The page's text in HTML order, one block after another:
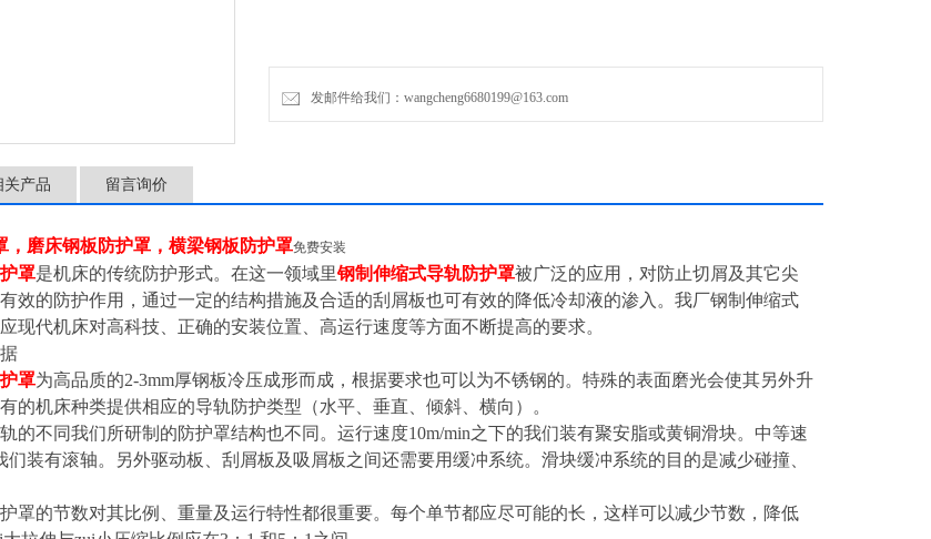
发邮件给我们：wangcheng6680199@163.com
关产品 留言询价
，磨床钢板防护罩，横梁钢板防护罩免费安装
罩是机床的传统防护形式。在这一领域里钢制伸缩式导轨防护罩被广泛的应用，对防止切屑及其它尖
效的防护作用，通过一定的结构措施及合适的刮屑板也可有效的降低冷却液的渗入。我厂钢制伸缩式
现代机床对高科技、正确的安装位置、高运行速度等方面不断提高的要求。
罩为高品质的2-3mm厚钢板冷压成形而成，根据要求也可以为不锈钢的。特殊的表面磨光会使其另外升
的机床种类提供相应的导轨防护类型（水平、垂直、倾斜、横向）。
的不同我们所研制的防护罩结构也不同。运行速度10m/min之下的我们装有聚安脂或黄铜滑块。中等速
们装有滚轴。另外驱动板、刮屑板及吸屑板之间还需要用缓冲系统。滑块缓冲系统的目的是减少碰撞、
罩的节数对其比例、重量及运行特性都很重要。每个单节都应尽可能的长，这样可以减少节数，降低